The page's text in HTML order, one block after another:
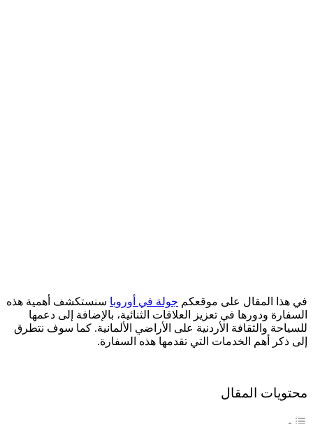
في هذا المقال على موقعكم جولة في أوروبا سنستكشف أهمية هذه
السفارة ودورها في تعزيز العلاقات الثنائية، بالإضافة إلى دعمها
للسياحة والثقافة الأردنية على الأراضي الألمانية. كما سوف نتطرق
إلى ذكر أهم الخدمات التي تقدمها هذه السفارة.
محتويات المقال